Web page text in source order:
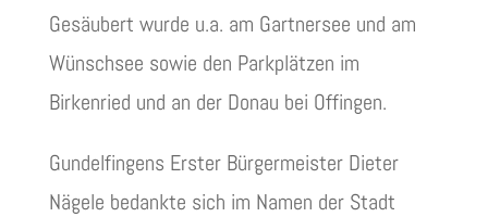
Gesäubert wurde u.a. am Gartnersee und am
Wünschsee sowie den Parkplätzen im
Birkenried und an der Donau bei Offingen.
Gundelfingens Erster Bürgermeister Dieter
Nägele bedankte sich im Namen der Stadt